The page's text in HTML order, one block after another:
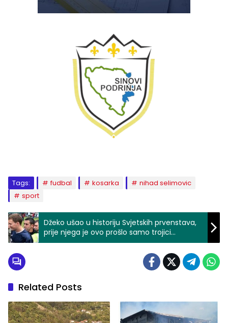
Tags: fudbal kosarka
nihad selimovic
sport
Džeko ušao u historiju Svjetskih prvenstava,
prije njega je ovo prošlo samo trojici
nogometaša
Related Posts